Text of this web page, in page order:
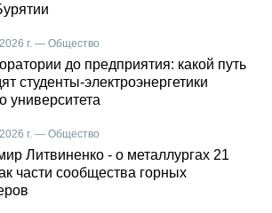
г. — Общество
до предприятия: какой путь
студенты-электроэнергетики
университета
г. — Общество
Литвиненко - о металлургах 21
части сообщества горных